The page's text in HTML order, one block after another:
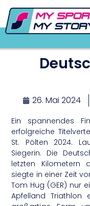
26. Mai 2024
Ein spannendes
erfolgreiche
St. Pölten 2024.
Siegerin. Die
letzten Kilometern
siegte in einer Zeit
Tom Hug (GER) nur
Apfelland Triathlon